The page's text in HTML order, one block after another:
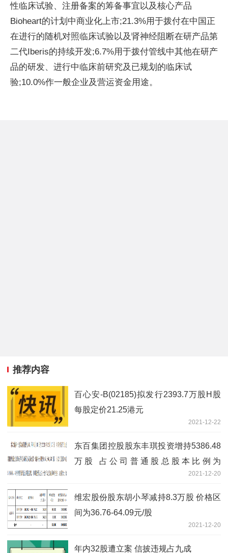
性临床试验、注册备案的筹备事宜以及核心产品
Bioheart的计划中商业化上市;21.3%用于拨付在中国正
在进行的随机对照临床试验以及肾神经阻断在研产品第
二代Iberis的持续开发;6.7%用于拨付管线中其他在研产
品的研发、进行中临床前研究及已规划的临床试
验;10.0%作一般企业及营运资金用途。
推荐内容
百心安-B(02185)拟发行2393.7万股H股
每股定价21.25港元
2021-12-22
东百集团控股股东丰琪投资增持5386.48
万股 占公司普通股总股本比例为
2021-12-20
维宏股份股东胡小琴减持8.3万股 价格区
间为36.76-64.09元/股
2021-12-20
年内32股遭立案 信披违规占九成